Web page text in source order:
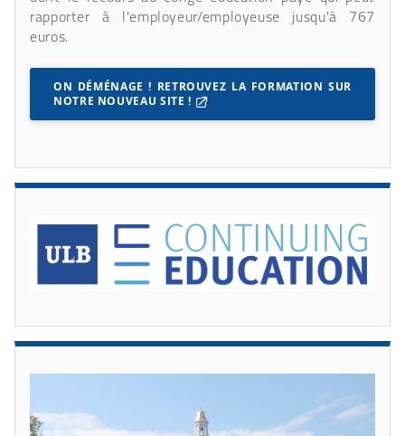
rapporter à l'employeur/employeuse jusqu'à 767
euros.
ON DÉMÉNAGE ! RETROUVEZ LA FORMATION SUR
NOTRE NOUVEAU SITE !